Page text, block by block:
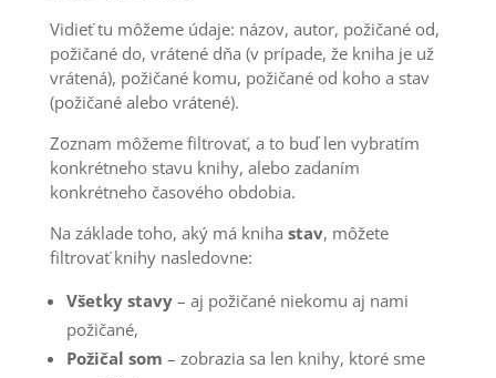
Vidieť tu môžeme údaje: názov, autor, požičané od,
požičané do, vrátené dňa (v prípade, že kniha je už
vrátená), požičané komu, požičané od koho a stav
(požičané alebo vrátené).
Zoznam môžeme filtrovať, a to buď len vybratím
konkrétneho stavu knihy, alebo zadaním
konkrétneho časového obdobia.
Na základe toho, aký má kniha stav, môžete
filtrovať knihy nasledovne:
Všetky stavy– aj požičané niekomu aj nami
požičané,
Požičal som – zobrazia sa len knihy, ktoré sme